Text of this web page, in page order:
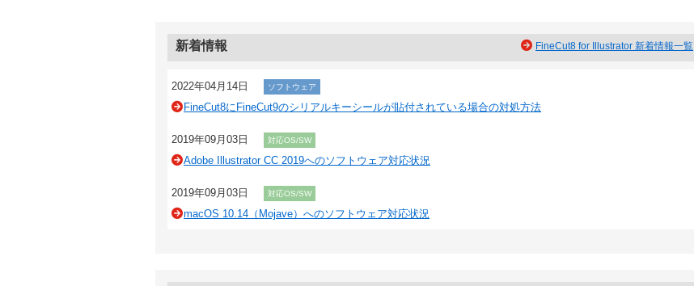
新着情報 FineCut8 for Illustrator 新着情報一覧
2022年04月14日 ソフトウェア
FineCut8にFineCut9のシリアルキーシールが貼付されている場合の対処方法
2019年09月03日 対応OS/SW
Adobe Illustrator CC 2019へのソフトウェア対応状況
2019年09月03日 対応OS/SW
macOS 10.14（Mojave）へのソフトウェア対応状況